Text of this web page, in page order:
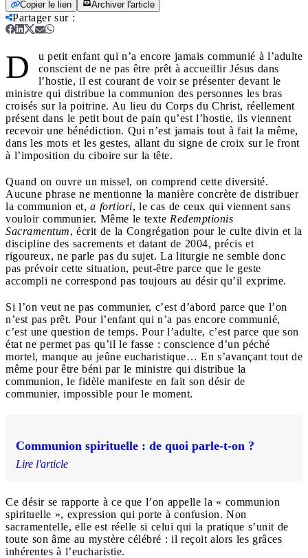
Copier le lien Archiver l'article
Partager sur:
D
u petit enfant qui n’a encore jamais communié à l’adulte
conscient de ne pas être prêt à accueillir Jésus dans
l’hostie, il est courant de voir se présenter devant le
ministre qui distribue la communion des personnes les bras
croisés sur la poitrine. Au lieu du Corps du Christ, réellement
présent dans le petit bout de pain qu’est l’hostie, ils viennent
recevoir une bénédiction. Qui n’est jamais tout à fait la même,
dans les mots et les gestes, allant du signe de croix sur le front
à l’imposition du ciboire sur la tête.
Quand on ouvre un missel, on comprend cette diversité.
Aucune phrase ne mentionne la manière concrète de distribuer
la communion et, a fortiori, le cas de ceux qui viennent sans
vouloir communier. Même le texte Redemptionis
Sacramentum, écrit de la Congrégation pour le culte divin et la
discipline des sacrements et datant de 2004, précis et
rigoureux, ne parle pas du sujet. La liturgie ne semble donc
pas prévoir cette situation, peut-être parce que le geste
accompli ne correspond pas toujours au désir qu’il exprime.
Si l’on veut ne pas communier, c’est d’abord parce que l’on
n’est pas prêt. Pour l’enfant qui n’a pas encore communié,
c’est une question de temps. Pour l’adulte, c’est parce que son
état ne permet pas qu’il le fasse : conscience d’un péché
mortel, manque au jeûne eucharistique… En s’avançant tout de
même pour être béni par le ministre qui distribue la
communion, le fidèle manifeste en fait son désir de
communier, impossible pour le moment.
Communion spirituelle : de quoi parle-t-on ?
Lire l'article
Ce désir se rapporte à ce que l’on appelle la « communion
spirituelle », expression qui porte à confusion. Non
sacramentelle, elle est réelle si celui qui la pratique s’unit de
toute son âme au mystère célébré : il reçoit alors les grâces
inhérentes à l’eucharistie.